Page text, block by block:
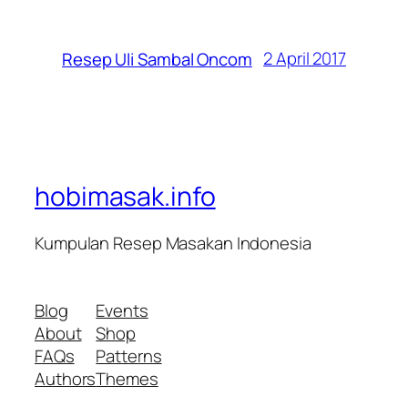
Resep Uli Sambal Oncom 2 April 2017
hobimasak.info
Kumpulan Resep Masakan Indonesia
Blog
About
FAQs
Authors
Events
Shop
Patterns
Themes